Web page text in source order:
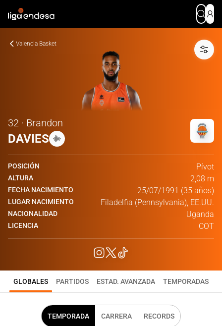
Valencia Basket
32 · Brandon
DAVIES
POSICIÓN Pívot
ALTURA 2,08 m
FECHA NACIMIENTO 25/07/1991 (35 años)
LUGAR NACIMIENTO Filadelfia (Pennsylvania), EE.UU.
NACIONALIDAD Uganda
LICENCIA COT
GLOBALES PARTIDOS ESTAD. AVANZADA TEMPORADAS
TEMPORADA CARRERA RECORDS